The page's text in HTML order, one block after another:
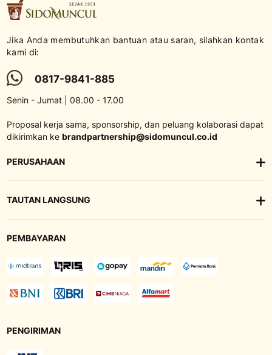
Jika Anda membutuhkan bantuan atau saran, silahkan kontak
kami di:
0817-9841-885
Senin - Jumat | 08.00 - 17.00
Proposal kerja sama, sponsorship, dan peluang kolaborasi dapat
dikirimkan ke brandpartnership@sidomuncul.co.id
PERUSAHAAN
TAUTAN LANGSUNG
PEMBAYARAN
PENGIRIMAN